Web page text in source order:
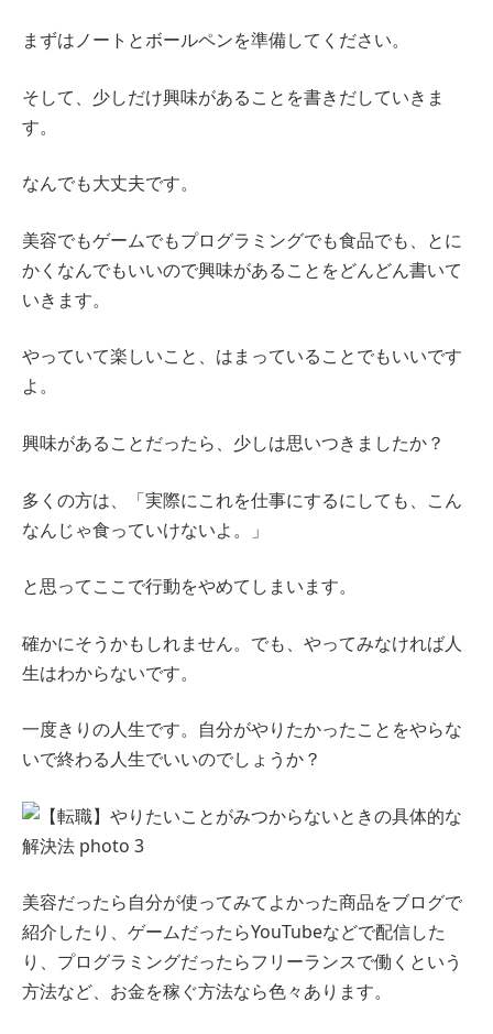
まずはノートとボールペンを準備してください。
そして、少しだけ興味があることを書きだしていきま
す。
なんでも大丈夫です。
美容でもゲームでもプログラミングでも食品でも、とに
かくなんでもいいので興味があることをどんどん書いて
いきます。
やっていて楽しいこと、はまっていることでもいいです
よ。
興味があることだったら、少しは思いつきましたか？
多くの方は、「実際にこれを仕事にするにしても、こん
なんじゃ食っていけないよ。」
と思ってここで行動をやめてしまいます。
確かにそうかもしれません。でも、やってみなければ人
生はわからないです。
一度きりの人生です。自分がやりたかったことをやらな
いで終わる人生でいいのでしょうか？
美容だったら自分が使ってみてよかった商品をブログで
紹介したり、ゲームだったらYouTubeなどで配信した
り、プログラミングだったらフリーランスで働くという
方法など、お金を稼ぐ方法なら色々あります。